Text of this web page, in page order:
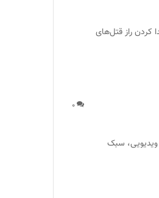
کردن راز قتل‌های
۰
ویدیویی، سبک